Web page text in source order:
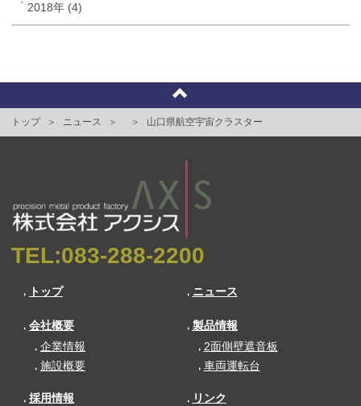
2018年 (4)
トップ ニュース 山口県航空宇宙クラスター
TEL:083-288-2200
トップ ニュース
会社概要
企業情報
施設概要
製品情報
2面側壁遮音板
車両運転台
採用情報
リンク